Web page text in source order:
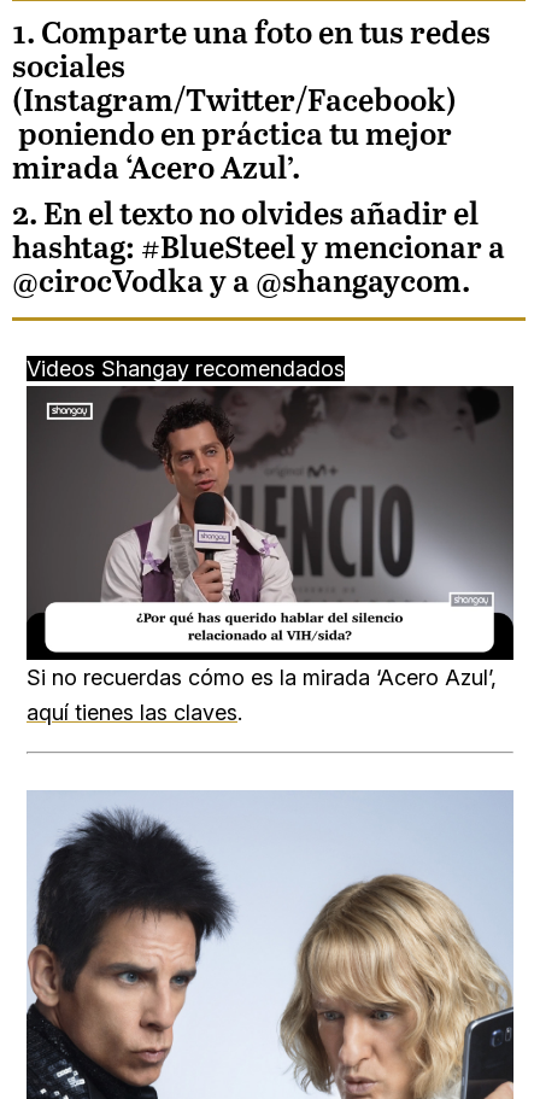
1. Comparte una foto en tus redes
sociales
(Instagram/Twitter/Facebook)
poniendo en práctica tu mejor
mirada ‘Acero Azul’.
2. En el texto no olvides añadir el
hashtag: #BlueSteely mencionar a
@cirocVodka y a @shangaycom.
Videos Shangay recomendados
17.60%
Si no recuerdas cómo es la mirada ‘Acero Azul’,
aquí tienes las claves.